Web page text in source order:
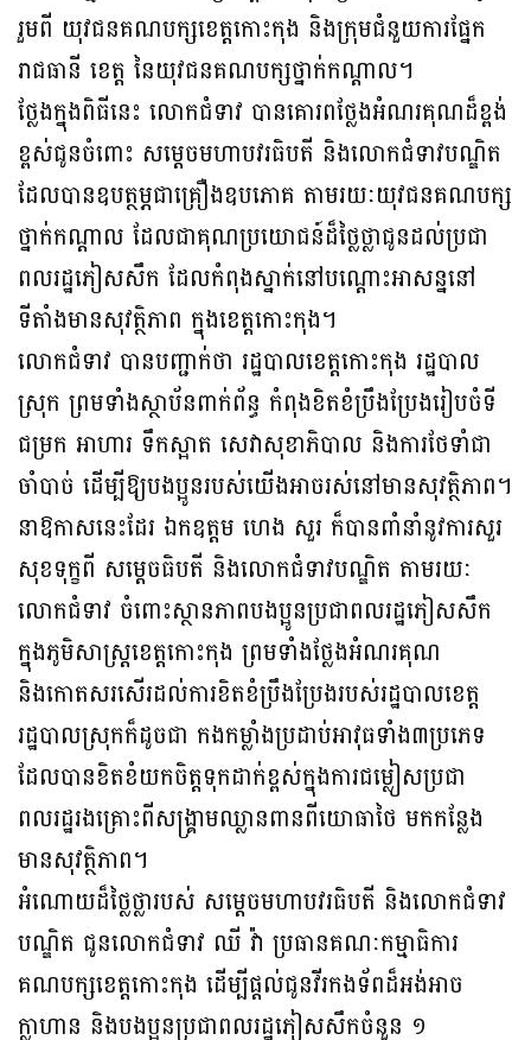
រួមពី យុវជនគណបក្សខេត្តកោះកុង និងក្រុមជំនួយការផ្នែក
រាជធានី ខេត្ត នៃយុវជនគណបក្សថ្នាក់កណ្តាល។
ថ្លែងក្នុងពិធីនេះ លោកជំទាវ បានគោរពថ្លែងអំណរគុណដ៏ខ្ពង់
ខ្ពស់ជូនចំពោះ សម្តេចមហាបវរធិបតី និងលោកជំទាវបណ្ឌិត
ដែលបានឧបត្ថម្ភជាគ្រឿងឧបភោគ តាមរយៈយុវជនគណបក្ស
ថ្នាក់កណ្តាល ដែលជាគុណប្រយោជន៍ដ៏ថ្លៃថ្លាជូនដល់ប្រជា
ពលរដ្ឋភៀសសឹក ដែលកំពុងស្នាក់នៅបណ្តោះអាសន្ននៅ
ទីតាំងមានសុវត្ថិភាព ក្នុងខេត្តកោះកុង។
លោកជំទាវ បានបញ្ជាក់ថា រដ្ឋបាលខេត្តកោះកុង រដ្ឋបាល
ស្រុក ព្រមទាំងស្ថាប័នពាក់ព័ន្ធ កំពុងខិតខំប្រឹងប្រែងរៀបចំទី
ជម្រក អាហារ ទឹកស្អាត សេវាសុខាភិបាល និងការថែទាំជា
ចាំបាច់ ដើម្បីឱ្យបងប្អូនរបស់យើងអាចរស់នៅមានសុវត្ថិភាព។
នាឱកាសនេះដែរ ឯកឧត្តម ហេង សួរ ក៏បានពាំនាំនូវការសួរ
សុខទុក្ខពី សម្តេចធិបតី និងលោកជំទាវបណ្ឌិត តាមរយៈ
លោកជំទាវ ចំពោះស្ថានភាពបងប្អូនប្រជាពលរដ្ឋភៀសសឹក
ក្នុងភូមិសាស្រ្តខេត្តកោះកុង ព្រមទាំងថ្លែងអំណរគុណ
និងកោតសរសើរដល់ការខិតខំប្រឹងប្រែងរបស់រដ្ឋបាលខេត្ត
រដ្ឋបាលស្រុកក៏ដូចជា កងកម្លាំងប្រដាប់អាវុធទាំង៣ប្រភេទ
ដែលបានខិតខំយកចិត្តទុកដាក់ខ្ពស់ក្នុងការជម្លៀសប្រជា
ពលរដ្ឋរងគ្រោះពីសង្គ្រាមឈ្លានពានពីយោធាថៃ មកកន្លែង
មានសុវត្ថិភាព។
អំណោយដ៏ថ្លៃថ្លារបស់ សម្ដេចមហាបវរធិបតី និងលោកជំទាវ
បណ្ឌិត ជូនលោកជំទាវ ឈី វ៉ា ប្រធានគណៈកម្មាធិការ
គណបក្សខេត្តកោះកុង ដើម្បីផ្តល់ជូនវីរកងទ័ពដ៏អង់អាច
ក្លាហាន និងបងប្អូនប្រជាពលរដ្ឋភៀសសឹកចំនួន ១